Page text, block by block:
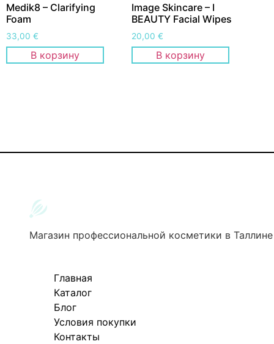
Medik8 – Clarifying
Foam
33,00 €
В корзину
Image Skincare – I
BEAUTY Facial Wipes
20,00€
В корзину
Магазин профессиональной косметики в Таллине
Главная
Каталог
Блог
Условия покупки
Контакты